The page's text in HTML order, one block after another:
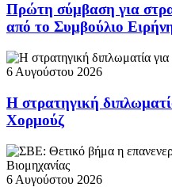
Πρώτη σύμβαση για
από το Συμβούλιο
6 Αυγούστου 2026
Η στρατηγική
Χορμούζ
6 Αυγούστου 2026